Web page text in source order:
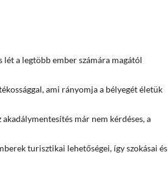
a legtöbb ember számára magától
ami rányomja a bélyegét életük
már nem kérdéses, a
turisztikai lehetőségei, így szokásai és